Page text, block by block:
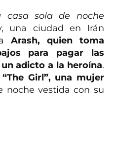
casa sola de noche
una ciudad en Irán
Arash, quien toma
para pagar las
adicto a la heroína.
“The Girl”, una mujer
noche vestida con su